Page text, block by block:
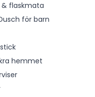
flaskmata
för barn
hemmet